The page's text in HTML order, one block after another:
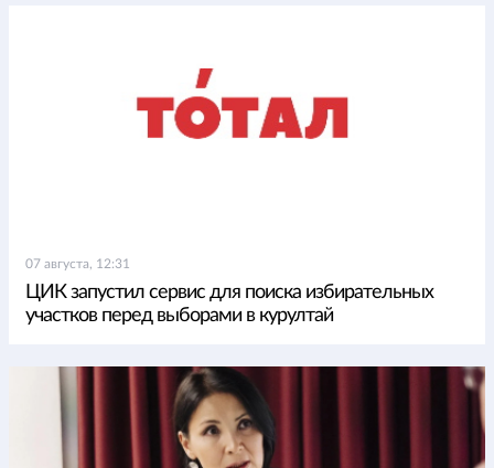
07 августа, 12:31
ЦИК запустил сервис для поиска избирательных
участков перед выборами в курултай